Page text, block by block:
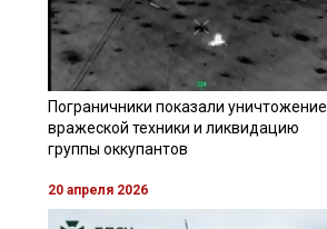
Пограничники показали уничтожение
вражеской техники и ликвидацию
группы оккупантов
20 апреля 2026